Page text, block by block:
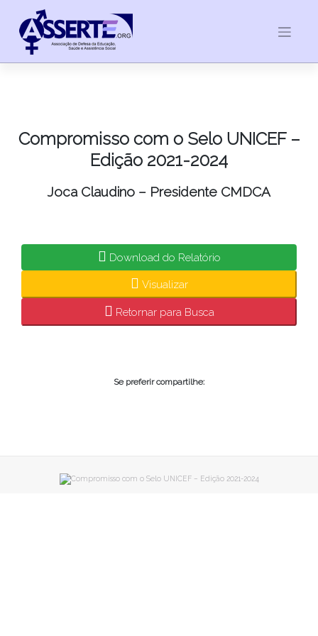
content
Compromisso com o Selo UNICEF –
Edição 2021-2024
Joca Claudino – Presidente CMDCA
Download do Relatório
Visualizar
Retornar para Busca
Se preferir compartilhe: